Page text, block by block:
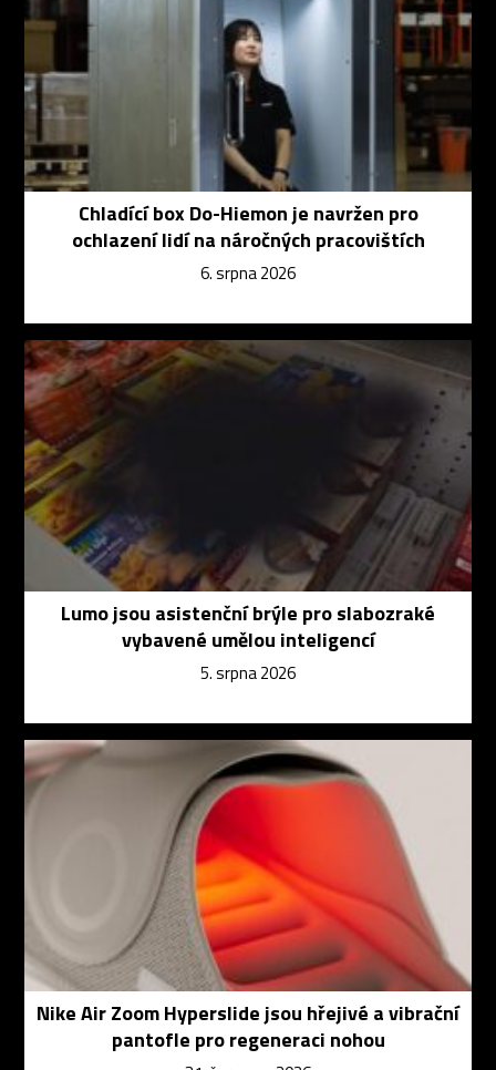
Chladící box Do-Hiemon je navržen pro
ochlazení lidí na náročných pracovištích
6. srpna 2026
Lumo jsou asistenční brýle pro slabozraké
vybavené umělou inteligencí
5. srpna 2026
Nike Air Zoom Hyperslide jsou hřejivé a vibrační
pantofle pro regeneraci nohou